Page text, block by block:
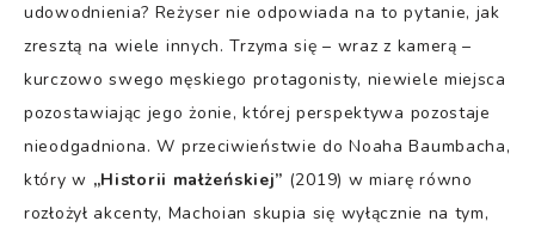
udowodnienia? Reżyser nie odpowiada na to pytanie, jak
zresztą na wiele innych. Trzyma się – wraz z kamerą –
kurczowo swego męskiego protagonisty, niewiele miejsca
pozostawiając jego żonie, której perspektywa pozostaje
nieodgadniona. W przeciwieństwie do Noaha Baumbacha,
który w „Historii małżeńskiej” (2019) w miarę równo
rozłożył akcenty, Machoian skupia się wyłącznie na tym,